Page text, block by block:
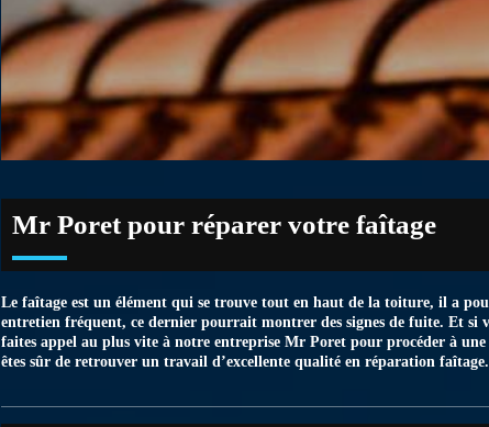
Mr Poret pour réparer votre faîtage
Le faîtage est un élément qui se trouve tout en haut de la toiture, il a
entretien fréquent, ce dernier pourrait montrer des signes de fuite. Et si
faites appel au plus vite à notre entreprise Mr Poret pour procéder à
êtes sûr de retrouver un travail d’excellente qualité en réparation faîtage.